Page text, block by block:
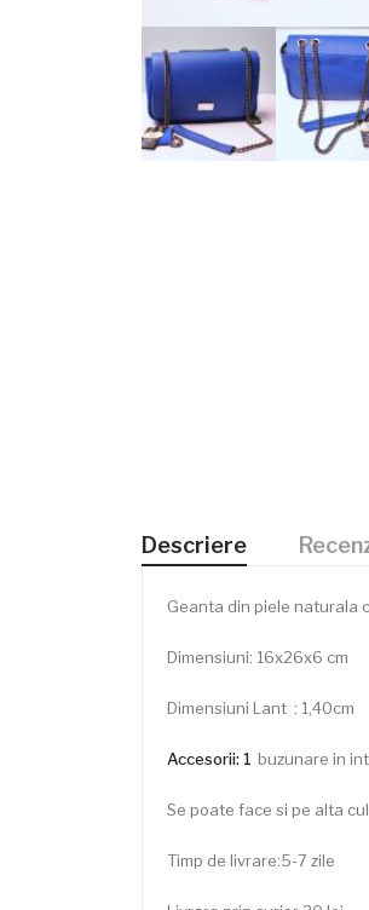
Descriere
Geanta din piele naturala
Dimensiuni: 16x26x6 cm
Dimensiuni Lant : 1,40cm
Accesorii: 1 buzunare in
Se poate face si pe alta
Timp de livrare:5-7 zile